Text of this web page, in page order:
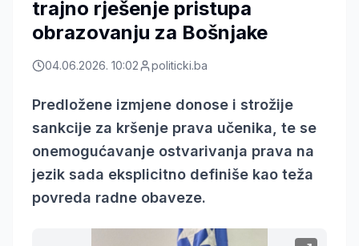
trajno rješenje pristupa
obrazovanju za Bošnjake
04.06.2026. 10:02 politicki.ba
Predložene izmjene donose i strožije
sankcije za kršenje prava učenika, te se
onemogućavanje ostvarivanja prava na
jezik sada eksplicitno definiše kao teža
povreda radne obaveze.